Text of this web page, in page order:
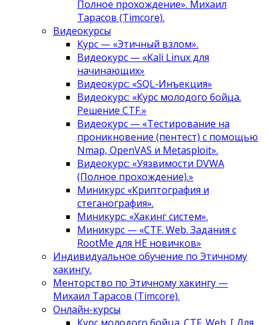
Полное прохождение». Михаил
Тарасов (Timcore).
Видеокурсы
Курс — «Этичный взлом».
Видеокурс — «Kali Linux для
начинающих»
Видеокурс: «SQL-Инъекция»
Видеокурс: «Курс молодого бойца.
Решение CTF.»
Видеокурс — «Тестирование на
проникновение (пентест) с помощью
Nmap, OpenVAS и Metasploit».
Видеокурс: «Уязвимости DVWA
(Полное прохождение).»
Миникурс «Криптография и
стеганография».
Миникурс: «Хакинг систем».
Миникурс — «CTF. Web. Задания с
RootMe для НЕ новичков»
Индивидуальное обучение по Этичному
хакингу.
Менторство по Этичному хакингу —
Михаил Тарасов (Timcore).
Онлайн-курсы